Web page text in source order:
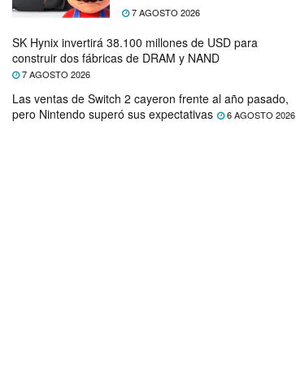
7 AGOSTO 2026
SK Hynix invertirá 38.100 millones de USD para
construir dos fábricas de DRAM y NAND
7 AGOSTO 2026
Las ventas de Switch 2 cayeron frente al año pasado,
pero Nintendo superó sus expectativas
6 AGOSTO 2026